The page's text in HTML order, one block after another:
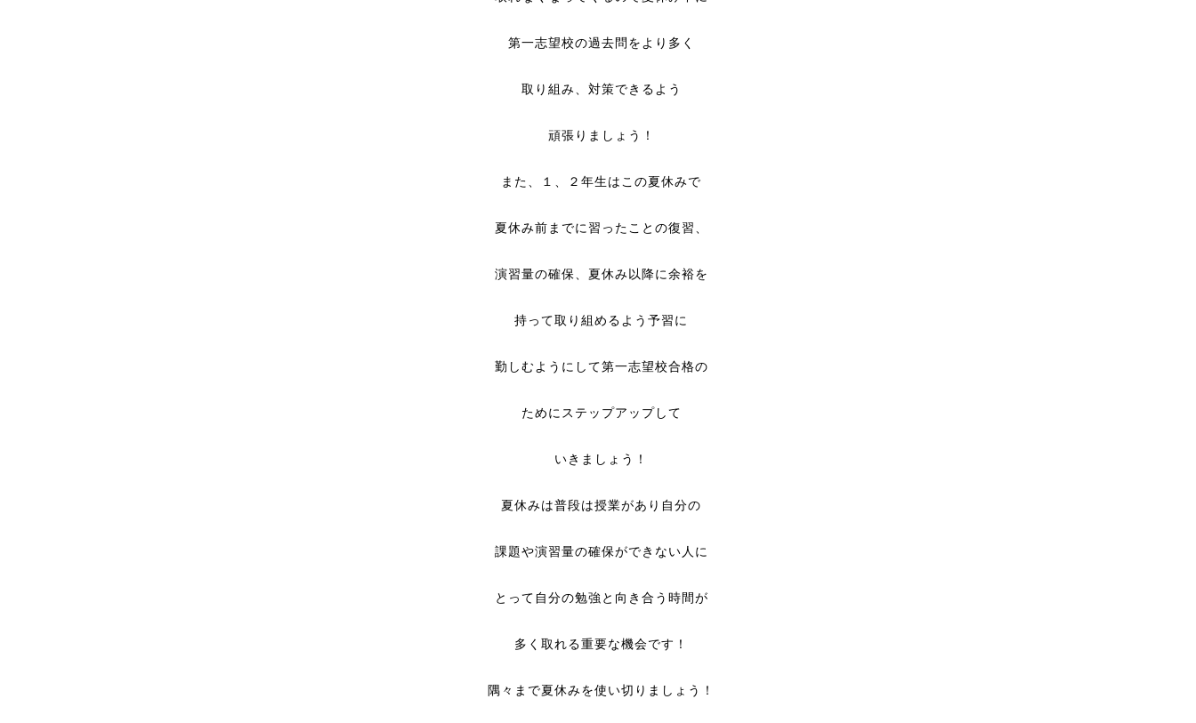
第一志望校の過去問をより多く
取り組み、対策できるよう
頑張りましょう！
また、１、２年生はこの夏休みで
夏休み前までに習ったことの復習、
演習量の確保、夏休み以降に余裕を
持って取り組めるよう予習に
勤しむようにして第一志望校合格の
ためにステップアップして
いきましょう！
夏休みは普段は授業があり自分の
課題や演習量の確保ができない人に
とって自分の勉強と向き合う時間が
多く取れる重要な機会です！
隅々まで夏休みを使い切りましょう！